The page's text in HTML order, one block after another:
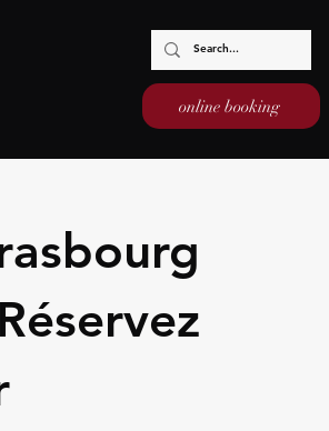
online booking